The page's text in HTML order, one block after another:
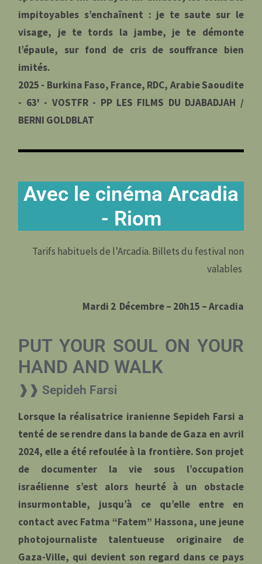
impitoyables s’enchaînent : je te saute sur le
visage, je te tords la jambe, je te démonte
l’épaule, sur fond de cris de souffrance bien
imités.
2025 - Burkina Faso, France, RDC, Arabie Saoudite
- 63' - VOSTFR - PP LES FILMS DU DJABADJAH /
BERNI GOLDBLAT
Avec le cinéma Arcadia
- Riom
Tarifs habituels de l’Arcadia. Billets du festival non
valables
Mardi 2 Décembre – 20h15 –Arcadia
PUT YOUR SOUL ON YOUR
HAND AND WALK
❱❱ Sepideh Farsi
Lorsque la réalisatrice iranienne Sepideh Farsi a
tenté de se rendre dans la bande de Gaza en avril
2024, elle a été refoulée à la frontière. Son projet
de documenter la vie sous l’occupation
israélienne s’est alors heurté à un obstacle
insurmontable, jusqu’à ce qu’elle entre en
contact avec Fatma “Fatem” Hassona, une jeune
photojournaliste talentueuse originaire de
Gaza-Ville, qui devient son regard dans ce pays